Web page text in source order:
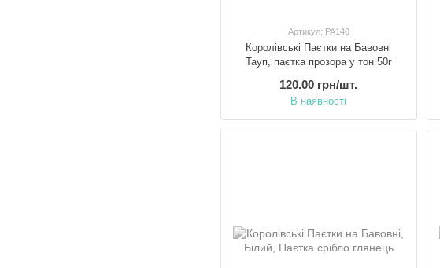
Артикул: PA140
Королівські Паєтки на Бавовні
Тауп, паєтка прозора у тон 50г
120.00 грн/шт.
В наявності